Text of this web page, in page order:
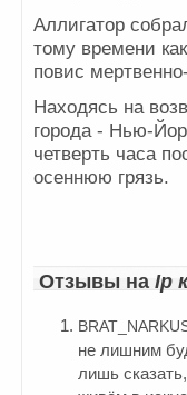
Аллигатор
тому времени
повис
Находясь на
города - Нью-
четверть часа
осеннюю грязь.
Отзывы на Ip
не лишним
лишь